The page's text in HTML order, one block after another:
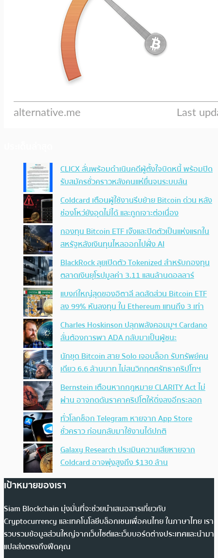
CLICX ลั่นพร้อมดำเนินคดีผู้ตั้งใจบิดหนี้ พร้อมปิด
รับสมัครชั่วคราวหลังคนแห่ยื่นจนระบบล้น
Coldcard เตือนผู้ใช้งานรีบย้าย Bitcoin ด่วน หลัง
ช่องโหว่ยังอุดไม่ได้ และถูกเจาะต่อเนื่อง
กองทุน Bitcoin ETF เจ๊งและปิดตัวเป็นแห่งแรกใน
สหรัฐหลังเงินทุนไหลออกไปฝั่ง AI
BlackRock ลุยเปิดตัว Tokenized สำหรับกองทุน
ตลาดเงินยุโรปมูลค่า 3.11 แสนล้านดอลลาร์
แบงก์ใหญ่สุดของอิตาลี ลดสัดส่วน Bitcoin ETF
ลง 99% หันลงทุน ใน Ethereum แทนถึง 3 เท่า
Charles Hoskinson ปลุกพลังคอมมูฯ Cardano
ลั่นต้องการพา ADA กลับมาเป็นผู้ชนะ
นักขุด Bitcoin สาย Solo เจอบล็อก รับทรัพย์คน
เดียว 6.6 ล้านบาท ไม่สนวิกฤตศรัทธาคริปโทฯ
Bernstein เตือนหากกฎหมาย CLARITY Act ไม่
ผ่าน อาจกดดันราคาคริปโตให้ดิ่งลงอีกระลอก
ทั่วโลกช็อก Telegram หายจาก App Store
ชั่วคราว ก่อนกลับมาใช้งานได้ปกติ
Galaxy Research ประเมินความเสียหายจาก
Coldcard อาจพุ่งสูงถึง $130 ล้าน
เป้าหมายของเรา
Siam Blockchain มุ่งมั่นที่จะช่วยนำเสนอสารเกี่ยวกับ
Cryptocurrency และเทคโนโลยีบล็อกเชนเพื่อคนไทย ในภาษาไทย เรา
รวบรวมข้อมูลส่วนใหญ่จากเว็บไซต์และเว็บบอร์ดต่างประเทศและนำมา
แปลส่งตรงถึงฟีดคุณ